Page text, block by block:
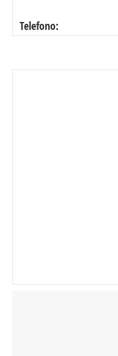
Telefono: